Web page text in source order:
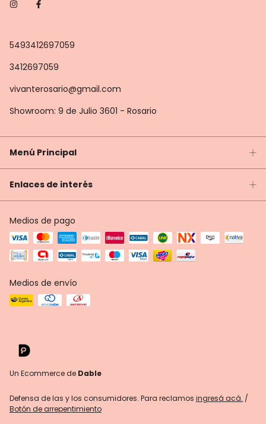
5493412697059
3412697059
vivanterosario@gmail.com
Showroom: 9 de Julio 3601 - Rosario
Menú Principal
Enlaces de interés
Medios de pago
Medios de envío
Un Ecommerce de Dable
Defensa de las y los consumidores. Para reclamos ingresá acá. /
Botón de arrepentimiento